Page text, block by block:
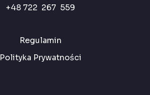
+48 722 267 559
Regulamin
Polityka Prywatności